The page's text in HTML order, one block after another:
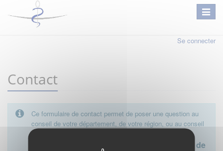
Se connecter
Contact
Ce formulaire de contact permet de poser une question au
conseil de votre département, de votre région, ou au conseil
national.
Le conseil départemental est l'interlocuteur de